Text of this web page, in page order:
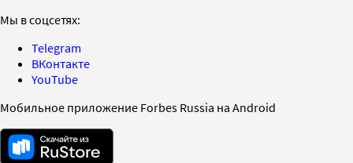
Мы в соцсетях:
Telegram
ВКонтакте
YouTube
Мобильное приложение Forbes Russia на Android